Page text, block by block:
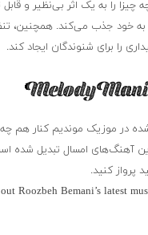
را به یک اثر بی‌نظیر و
خود جذب می‌کند. همچنین،
را برای شنوندگان ایجاد کند.
در موزیک موندیم کنار هم چه
آهنگ‌های امسال تبدیل
پرواز کنید.
Roozbeh Bemani’s latest